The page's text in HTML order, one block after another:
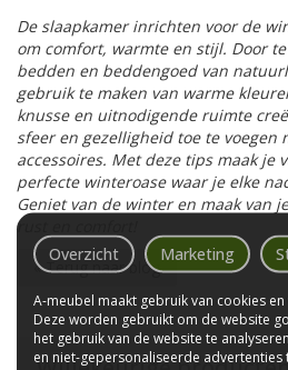
De slaapkamer inrichten voor de
om comfort, warmte en stijl. Door
bedden en beddengoed van
gebruik te maken van warme
knusse en uitnodigende ruimte
sfeer en gezelligheid toe te voegen
accessoires. Met deze tips maak je
perfecte winteroase waar je elke
Geniet van de winter en maak van
rust en comfort!
« Terug naar blog
Overzicht Marketing
A-meubel maakt gebruik van cookies
Deze worden gebruikt om de website
het gebruik van de website te
en niet-gepersonaliseerde